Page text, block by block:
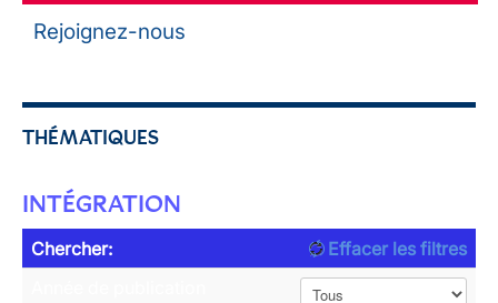
Rejoignez-nous
THÉMATIQUES
INTÉGRATION
Chercher:
Effacer les filtres